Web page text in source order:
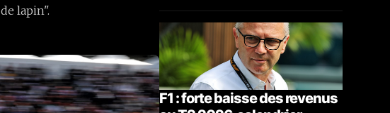
lapin".
F1 : forte baisse des revenus